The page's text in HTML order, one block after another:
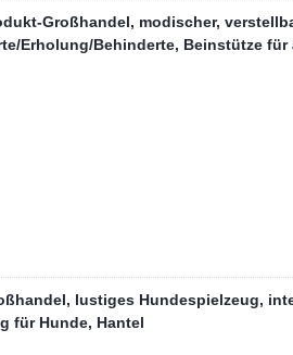
Großhandel, modischer,
Erholung/Behinderte, Beinstütze für
lustiges Hundespielzeug,
für Hunde, Hantel